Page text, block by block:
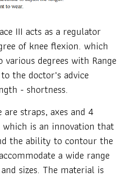
III acts as a regulator
of knee flexion. which
various degrees with Range
the doctor's advice
- shortness.
straps, axes and 4
which is an innovation that
the ability to contour the
a wide range
sizes. The material is